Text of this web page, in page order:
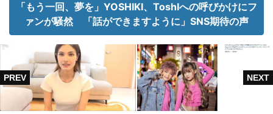
「もう一回、夢を」YOSHIKI、ToshIへの呼びかけにフ
ァンが騒然 「話ができますように」SNS期待の声